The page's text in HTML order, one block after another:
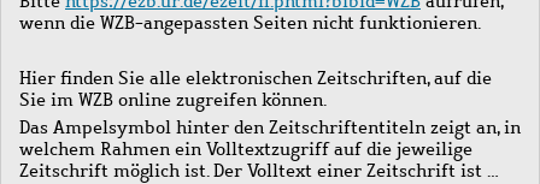
wenn die WZB-angepassten Seiten nicht funktionieren.
Hier finden Sie alle elektronischen Zeitschriften, auf die
Sie im WZB online zugreifen können.
Das Ampelsymbol hinter den Zeitschriftentiteln zeigt an, in
welchem Rahmen ein Volltextzugriff auf die jeweilige
Zeitschrift möglich ist. Der Volltext einer Zeitschrift ist …